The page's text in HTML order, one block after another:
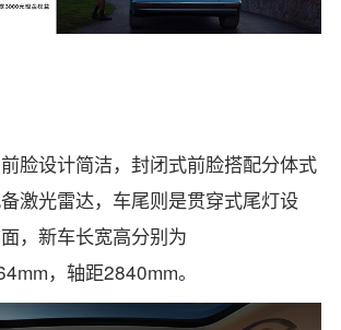
脸设计简洁，封闭式前脸搭配分体式
激光雷达，车尾则是贯穿式尾灯设
，新车长宽高分别为
，轴距2840mm。